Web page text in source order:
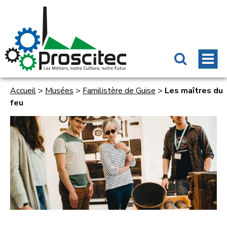
Accueil > Musées > Familistère de Guise > Les maîtres du
feu